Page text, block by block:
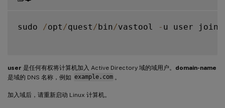
sudo /opt /quest /bin/vastool - u user join
user 是任何有权将计算机加入 Active Directory 域的域用户。 domain-name
是域的 DNS 名称，例如 example.com 。
加入域后，请重新启动 Linux 计算机。